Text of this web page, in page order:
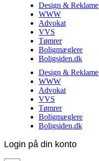
Design & Reklame
WWW
Advokat
VVS
Tømrer
Boligmæglere
Boligsiden.dk
Design & Reklame
WWW
Advokat
VVS
Tømrer
Boligmæglere
Boligsiden.dk
Login på din konto